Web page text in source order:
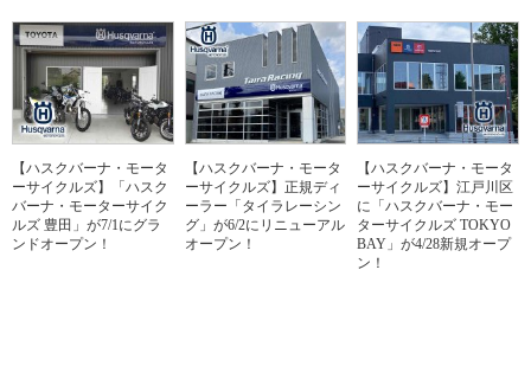
【ハスクバーナ・モータ
ーサイクルズ】「ハスク
バーナ・モーターサイク
ルズ 豊田」が7/1にグラ
ンドオープン！
【ハスクバーナ・モータ
ーサイクルズ】正規ディ
ーラー「タイラレーシン
グ」が6/2にリニューアル
オープン！
【ハスクバーナ・モータ
ーサイクルズ】江戸川区
に「ハスクバーナ・モー
ターサイクルズ TOKYO
BAY」が4/28新規オープ
ン！